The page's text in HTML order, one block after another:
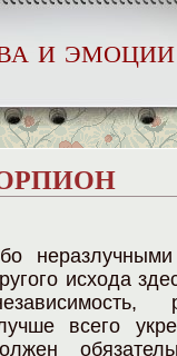
и эмоции
исхода
всего